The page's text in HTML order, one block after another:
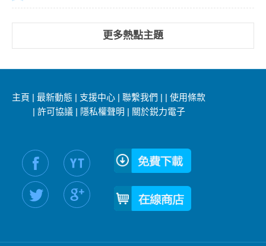
更多熱點主題
主頁 |最新動態 | 支援中心 |聯繫我們 | |使用條款
| 許可協議| 隱私權聲明 | 關於鋭力電子
社交媒體信息：